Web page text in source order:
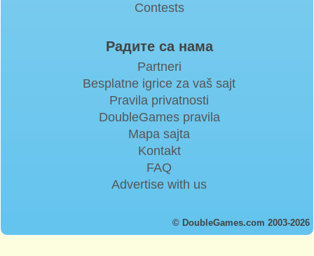
Contests
Радите са нама
Partneri
Besplatne igrice za vaš sajt
Pravila privatnosti
DoubleGames pravila
Mapa sajta
Kontakt
FAQ
Advertise with us
© DoubleGames.com 2003-2026